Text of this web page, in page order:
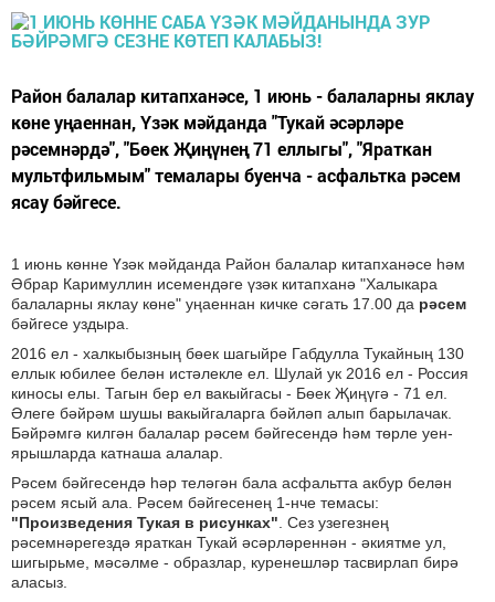
Район балалар китапханәсе, 1 июнь - балаларны яклау
көне уңаеннан, Үзәк мәйданда "Тукай әсәрләре
рәсемнәрдә", "Бөек Җиңүнең 71 еллыгы", "Яраткан
мультфильмым" темалары буенча - асфальтка рәсем
ясау бәйгесе.
1 июнь көнне Үзәк мәйданда Район балалар китапханәсе һәм
Әбрар Каримуллин исемендәге үзәк китапханә "Халыкара
балаларны яклау көне" уңаеннан кичке сәгать 17.00 да рәсем
бәйгесе уздыра.
2016 ел - халкыбызның бөек шагыйре Габдулла Тукайның 130
еллык юбилее белән истәлекле ел. Шулай ук 2016 ел - Россия
киносы елы. Тагын бер ел вакыйгасы - Бөек Җиңүгә - 71 ел.
Әлеге бәйрәм шушы вакыйгаларга бәйләп алып барылачак.
Бәйрәмгә килгән балалар рәсем бәйгесендә һәм төрле уен-
ярышларда катнаша алалар.
Рәсем бәйгесендә һәр теләгән бала асфальтта акбур белән
рәсем ясый ала. Рәсем бәйгесенең 1-нче темасы:
"Произведения Тукая в рисунках". Сез узегезнең
рәсемнәрегездә яраткан Тукай әсәрләреннән - әкиятме ул,
шигырьме, мәсәлме - образлар, куренешләр тасвирлап бирә
аласыз.